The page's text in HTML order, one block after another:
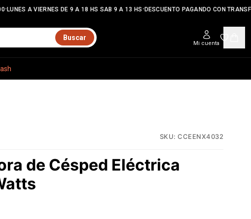
•LUNES A VIERNES DE 9 A 18 HS SAB 9 A 13 HS•DESCUENTO PAGANDO CON
Buscar
Mi cuenta
SKU: CCEENX4032
de Césped Eléctrica